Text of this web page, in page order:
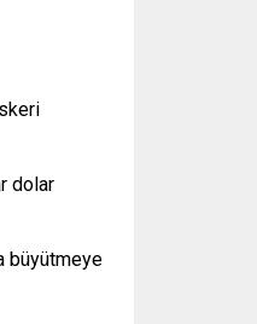
dolar
büyütmeye